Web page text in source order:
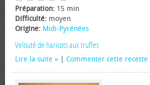
Préparation: 15 min
Difficulté: moyen
Origine: Midi-Pyrénées
Velouté de haricots aux truffes
Lire la suite Commenter cette recette